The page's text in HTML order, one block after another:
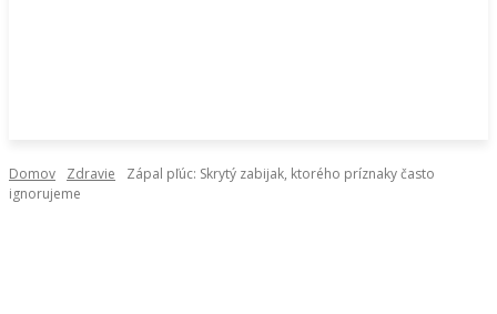
Domov Zdravie
Zápal pľúc: Skrytý zabijak, ktorého príznaky často
ignorujeme